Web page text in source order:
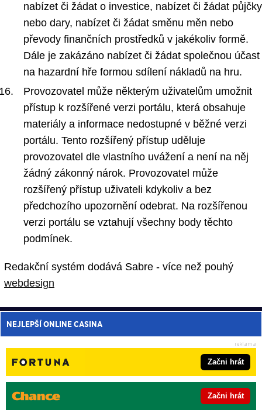
nabízet či žádat o investice, nabízet či žádat půjčky
nebo dary, nabízet či žádat směnu měn nebo
převody finančních prostředků v jakékoliv formě.
Dále je zakázáno nabízet či žádat společnou účast
na hazardní hře formou sdílení nákladů na hru.
Provozovatel může některým uživatelům umožnit
přístup k rozšířené verzi portálu, která obsahuje
materiály a informace nedostupné v běžné verzi
portálu. Tento rozšířený přístup uděluje
provozovatel dle vlastního uvážení a není na něj
žádný zákonný nárok. Provozovatel může
rozšířený přístup uživateli kdykoliv a bez
předchozího upozornění odebrat. Na rozšířenou
verzi portálu se vztahují všechny body těchto
podmínek.
Redakční systém dodává Sabre - více než pouhý
webdesign
NEJLEPŠÍ ONLINE CASINA
Začni hrát
Začni hrát